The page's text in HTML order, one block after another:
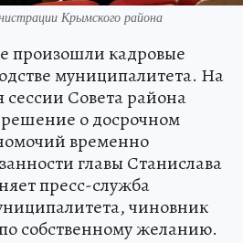
Крымского района
произошли кадровые
муниципалитета. На
Совета района
о досрочном
временно
главы Станислава
пресс-служба
чиновник
собственному желанию.